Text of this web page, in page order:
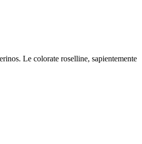
Le colorate roselline, sapientemente